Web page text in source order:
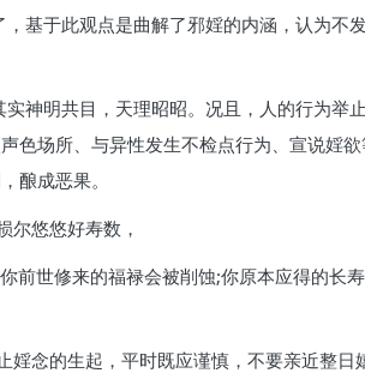
基于此观点是曲解了邪婬的内涵，认为不
神明共目，天理昭昭。况且，人的行为举
色场所、与异性发生不检点行为、宣说婬
酿成恶果。
尔悠悠好寿数，
世修来的福禄会被削蚀;你原本应得的长
念的生起，平时既应谨慎，不要亲近整